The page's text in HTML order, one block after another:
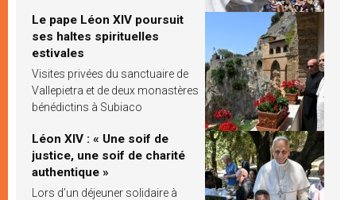
Le pape Léon XIV poursuit
ses haltes spirituelles
estivales
Visites privées du sanctuaire de
Vallepietra et de deux monastères
bénédictins à Subiaco
Léon XIV : « Une soif de
justice, une soif de charité
authentique »
Lors d’un déjeuner solidaire à